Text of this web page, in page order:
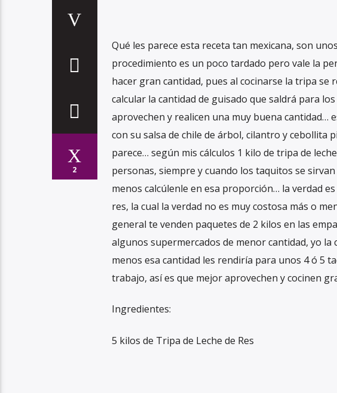
2
Qué les parece esta receta tan mexicana, son
procedimiento es un poco tardado pero vale la
hacer gran cantidad, pues al cocinarse la tripa se
calcular la cantidad de guisado que saldrá para
aprovechen y realicen una muy buena cantidad…
con su salsa de chile de árbol, cilantro y cebollita
parece… según mis cálculos 1 kilo de tripa de
personas, siempre y cuando los taquitos se
menos calcúlenle en esa proporción… la verdad
res, la cual la verdad no es muy costosa más o
general te venden paquetes de 2 kilos en las
algunos supermercados de menor cantidad, yo
menos esa cantidad les rendiría para unos 4 ó 5
trabajo, así es que mejor aprovechen y cocinen
Ingredientes:
5 kilos de Tripa de Leche de Res